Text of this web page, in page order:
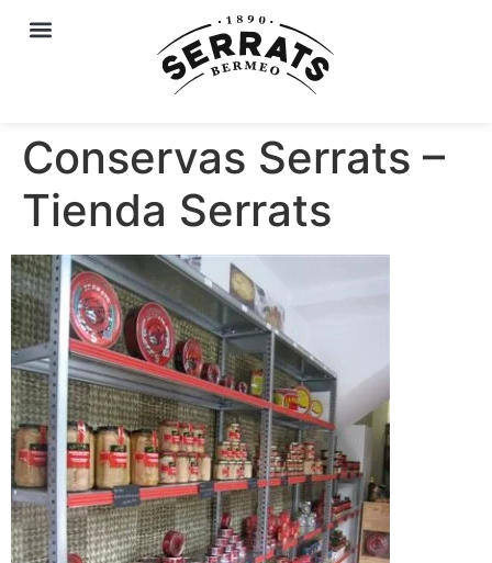
Conservas Serrats –
Tienda Serrats